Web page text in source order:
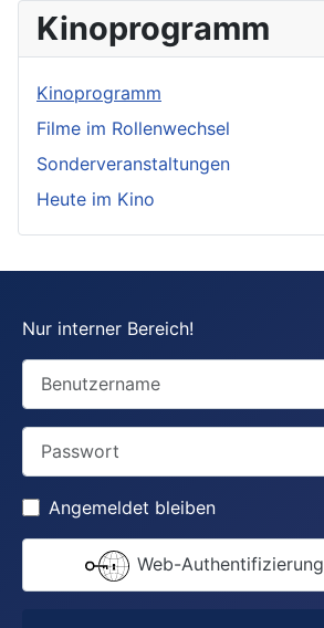
Kinoprogramm
Kinoprogramm
Filme im Rollenwechsel
Sonderveranstaltungen
Heute im Kino
Nur interner Bereich!
Benutzername
Passwort
Angemeldet bleiben
Web-Authentifizierung